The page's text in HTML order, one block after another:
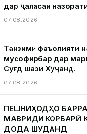
дар ҷаласаи
07.08.2026
Танзими фаъолияти нақлиёти
мусофирбар дар
Суғд шаҳри Хуҷанд.
07.08.2026
ПЕШНИҲОДҲО
МАВРИДИ КОРБАРӢ
ДОДА ШУДАНД